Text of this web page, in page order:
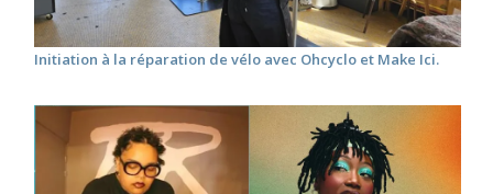
Initiation à la réparation de vélo avec Ohcyclo et Make Ici.